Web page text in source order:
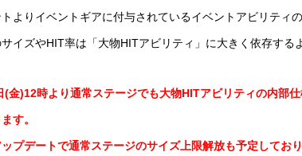
よりイベントギアに付与されているイベントアビリティ
イズやHIT率は「大物HITアビリティ」に大きく依存する
金)12時より通常ステージでも大物HITアビリティの内部
す。
プデートで通常ステージのサイズ上限解放も予定してお